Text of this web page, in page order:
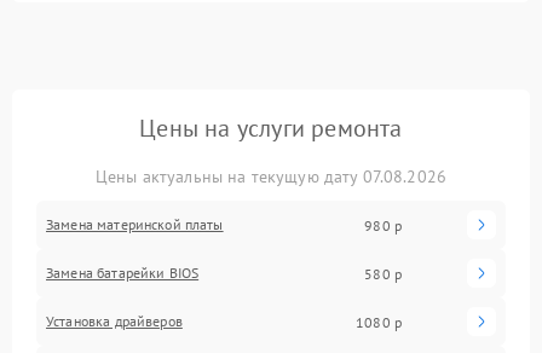
Цены на услуги ремонта
Цены актуальны на текущую дату 07.08.2026
Замена материнской платы 980 р
Замена батарейки BIOS 580 р
Установка драйверов 1080 р